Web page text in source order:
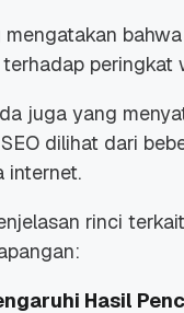
peringkat
juga yang
dilihat dari
internet.
rinci
Hasil